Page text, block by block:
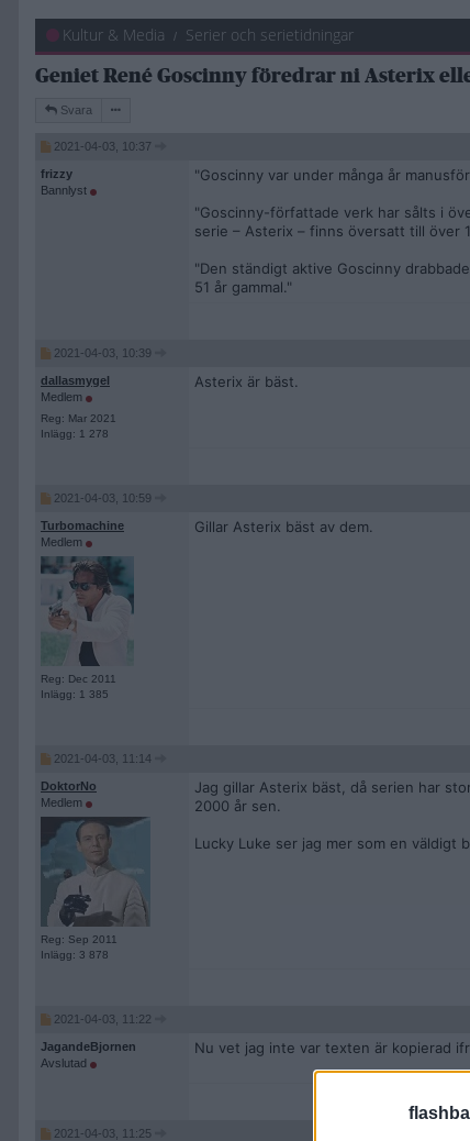
Kultur & Media Serier och serietidningar
Geniet René Goscinny föredrar ni Asterix
Svara
2021-04-03, 10:37
frizzy
Bannlyst
"Goscinny var under många år
"Goscinny-författade verk har sålts i
serie – Asterix – finns översatt till över
"Den ständigt aktive Goscinny
51 år gammal."
2021-04-03, 10:39
dallasmygel
Medlem
Reg: Mar 2021
Inlägg: 1 278
Asterix är bäst.
2021-04-03, 10:59
Turbomachine
Medlem
Reg: Dec 2011
Inlägg: 1 385
Gillar Asterix bäst av dem.
2021-04-03, 11:14
DoktorNo
Medlem
Reg: Sep 2011
Inlägg: 3 878
Jag gillar Asterix bäst, då serien har
2000 år sen.
Lucky Luke ser jag mer som en väldigt
2021-04-03, 11:22
JagandeBjornen
Avslutad
Nu vet jag inte var texten är kopierad
2021-04-03, 11:25